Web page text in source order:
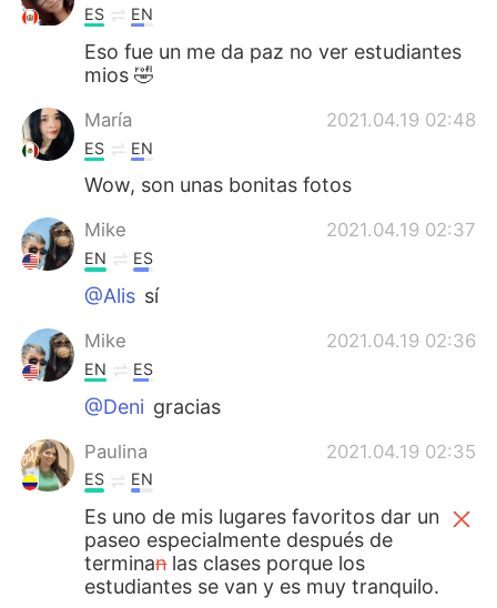
ES EN
Eso fue un me da paz no ver estudiantes
mios 🤣
María 2021.04.19 02:48
ES EN
Wow, son unas bonitas fotos
Mike 2021.04.19 02:37
EN ES
@Alis sí
Mike 2021.04.19 02:36
EN ES
@Deni gracias
Paulina 2021.04.19 02:35
ES EN
Es uno de mis lugares favoritos dar un
paseo especialmente después de
terminanlas clases porque los
estudiantes se van y es muy tranquilo.